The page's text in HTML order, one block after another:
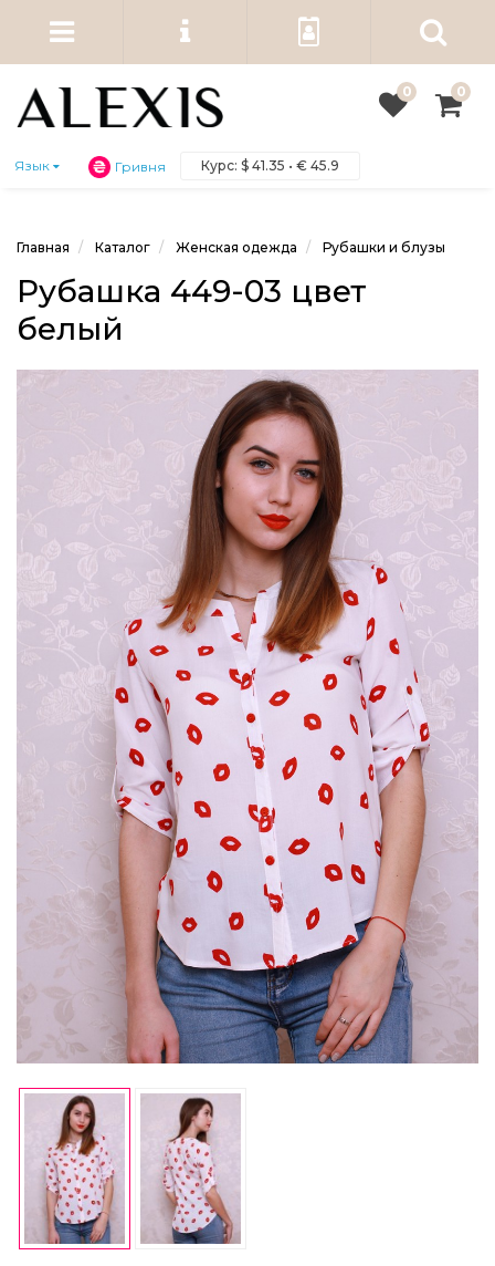
0 0
Язык Курс: $ 41.35 • € 45.9
Гривня
Главная Каталог Женская одежда Рубашки и блузы
Рубашка 449-03 цвет
белый